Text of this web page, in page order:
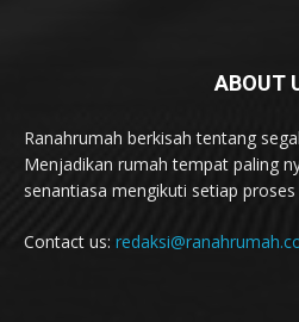
ABOUT
Ranahrumah berkisah tentang
Menjadikan rumah tempat paling
senantiasa mengikuti setiap
Contact us: